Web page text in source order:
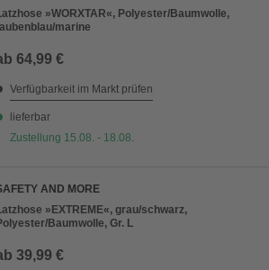
»WORXTAR«, Polyester/Baumwolle,
marine
64,99 €
Verfügbarkeit im Markt prüfen
lieferbar
Zustellung 15.08. - 18.08.
AND MORE
»EXTREME«, grau/schwarz,
Baumwolle, Gr. L
39,99 €